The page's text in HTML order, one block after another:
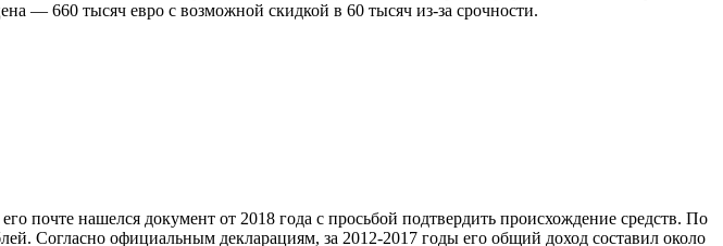
— 660 тысяч евро с возможной скидкой в 60 тысяч из-за срочности.
почте нашелся документ от 2018 года с просьбой подтвердить происхождение средств. По
Согласно официальным декларациям, за 2012-2017 годы его общий доход составил около